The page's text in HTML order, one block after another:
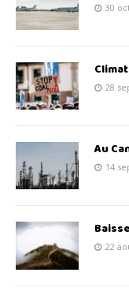
30
28
Au
14
22